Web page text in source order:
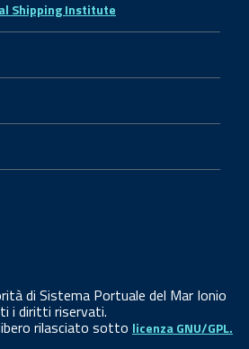
Shipping Institute
di Sistema Portuale del Mar Ionio
i diritti riservati.
rilasciato sotto licenza GNU/GPL.